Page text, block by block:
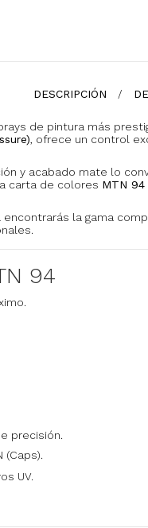
DESCRIPCIÓN
de pintura más
, ofrece un control
y acabado mate lo
carta de colores MTN 94
encontrarás la gama
94
precisión.
(Caps).
UV.